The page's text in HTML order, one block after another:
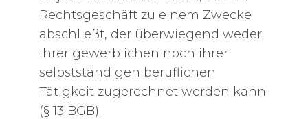
Rechtsgeschäft zu einem Zwecke
abschließt, der überwiegend weder
ihrer gewerblichen noch ihrer
selbstständigen beruflichen
Tätigkeit zugerechnet werden kann
(§ 13 BGB).